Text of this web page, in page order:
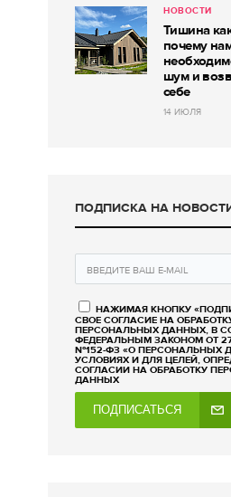
НОВОСТИ
Тишина
почему
шум и
себе
14 ИЮЛЯ
ПОДПИСКА НА
НАЖИМАЯ КНОПКУ
СВОЕ СОГЛАСИЕ НА
ПЕРСОНАЛЬНЫХ ДАННЫХ, В
ФЕДЕРАЛЬНЫМ ЗАКОНОМ ОТ
№152-ФЗ «О ПЕРСОНАЛЬНЫХ
УСЛОВИЯХ И ДЛЯ ЦЕЛЕЙ,
СОГЛАСИИ НА ОБРАБОТКУ
ДАННЫХ
ПОДПИСАТЬСЯ